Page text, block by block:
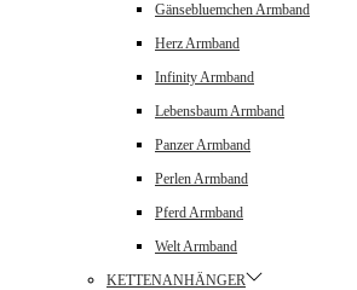
Gänsebluemchen Armband
Herz Armband
Infinity Armband
Lebensbaum Armband
Panzer Armband
Perlen Armband
Pferd Armband
Welt Armband
KETTENANHÄNGER